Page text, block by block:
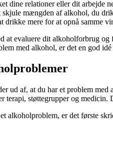
dine relationer eller dit arbejde
skjule mængden af alkohol, du
drikke mere for at opnå samme
at evaluere dit alkoholforbrug
med alkohol, er det en god
ud af, at du har et problem
terapi, støttegrupper og
alkoholproblem, er det første